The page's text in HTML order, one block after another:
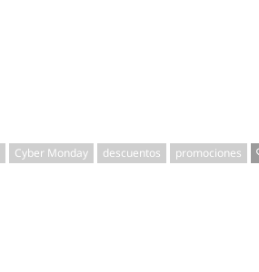
Cyber Monday descuentos promociones